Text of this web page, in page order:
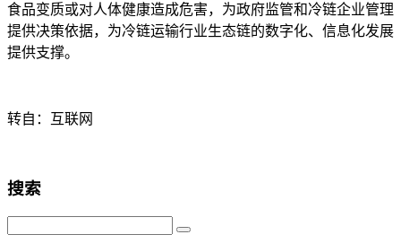
食品变质或对人体健康造成危害，为政府监管和冷链企业管理
提供决策依据，为冷链运输行业生态链的数字化、信息化发展
提供支撑。
转自：互联网
搜索